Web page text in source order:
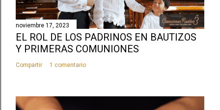
noviembre 17, 2023
EL ROL DE LOS PADRINOS EN BAUTIZOS
Y PRIMERAS COMUNIONES
Compartir 1 comentario